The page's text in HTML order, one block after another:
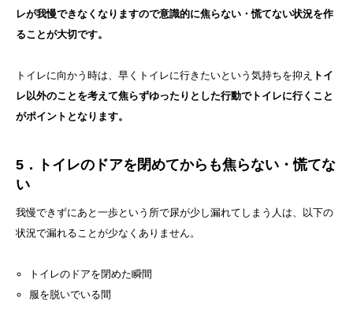
レが我慢できなくなりますので意識的に焦らない・慌てない状況を作
ることが大切です。
トイレに向かう時は、早くトイレに行きたいという気持ちを抑え トイ
レ以外のことを考えて焦らずゆったりとした行動でトイレに行くこと
がポイントとなります。
5．トイレのドアを閉めてからも焦らない・慌てな
い
我慢できずにあと一歩という所で尿が少し漏れてしまう人は、以下の
状況で漏れることが少なくありません。
トイレのドアを閉めた瞬間
服を脱いでいる間